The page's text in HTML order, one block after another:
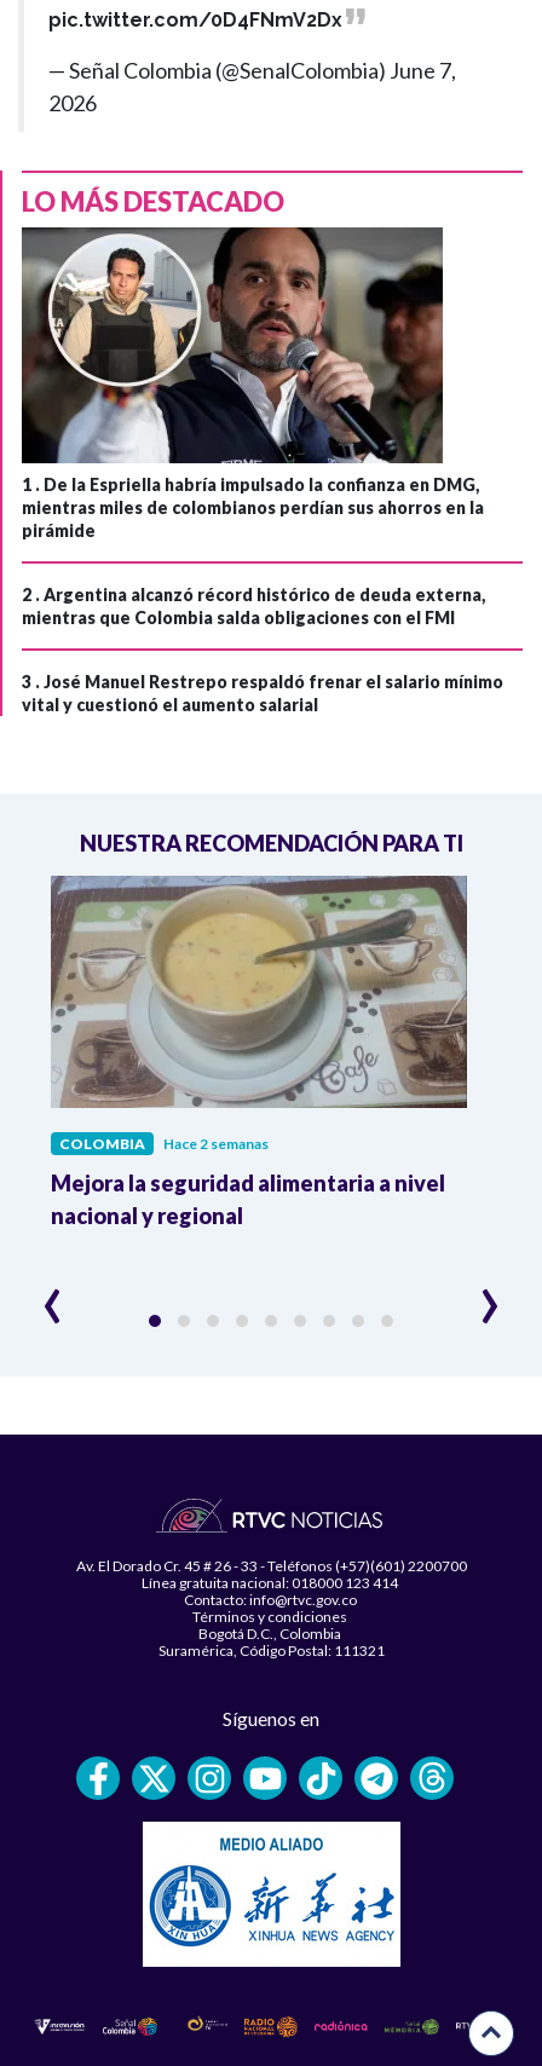
pic.twitter.com/0D4FNmV2Dx
— Señal Colombia (@SenalColombia) June 7,
2026
LO MÁS DESTACADO
1 . De la Espriella habría impulsado la confianza en DMG,
mientras miles de colombianos perdían sus ahorros en la
pirámide
2 .Argentina alcanzó récord histórico de deuda externa,
mientras que Colombia salda obligaciones con el FMI
3 .José Manuel Restrepo respaldó frenar el salario mínimo
vital y cuestionó el aumento salarial
NUESTRA RECOMENDACIÓN PARA TI
COLOMBIA Hace 2 semanas
Mejora la seguridad alimentaria a nivel
nacional y regional
‹ ›
Av. El Dorado Cr. 45 # 26 - 33 - Teléfonos (+57)(601) 2200700
Línea gratuita nacional: 018000 123 414
Contacto: info@rtvc.gov.co
Términos y condiciones
Bogotá D.C., Colombia
Suramérica, Código Postal: 111321
Síguenos en